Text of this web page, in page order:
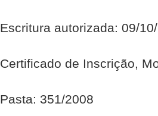
Escritura autorizada: 09/
Certificado de Inscrição,
Pasta: 351/2008